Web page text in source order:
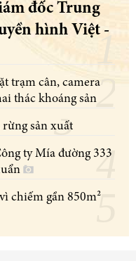
đốc Trung
hình Việt -
trạm cân, camera
thác khoáng sản
Phát hiện vụ phá hơn 9000 m2 rừng sản xuất
ty Mía đường 333
chiếm gần 850m²